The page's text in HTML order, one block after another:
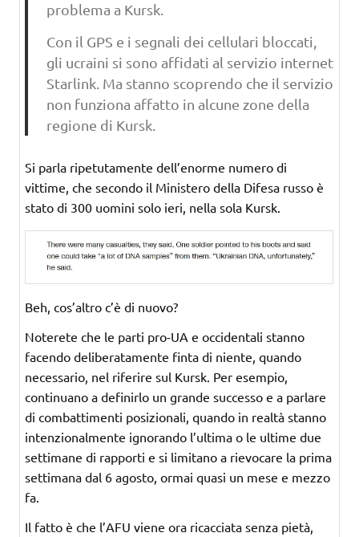
problema a Kursk.
Con il GPS e i segnali dei cellulari bloccati,
gli ucraini si sono affidati al servizio internet
Starlink. Ma stanno scoprendo che il servizio
non funziona affatto in alcune zone della
regione di Kursk.
Si parla ripetutamente dell’enorme numero di
vittime, che secondo il Ministero della Difesa russo è
stato di 300 uomini solo ieri, nella sola Kursk.
Beh, cos’altro c’è di nuovo?
Noterete che le parti pro-UA e occidentali stanno
facendo deliberatamente finta di niente, quando
necessario, nel riferire sul Kursk. Per esempio,
continuano a definirlo un grande successo e a parlare
di combattimenti posizionali, quando in realtà stanno
intenzionalmente ignorando l’ultima o le ultime due
settimane di rapporti e si limitano a rievocare la prima
settimana dal 6 agosto, ormai quasi un mese e mezzo
fa.
Il fatto è che l’AFU viene ora ricacciata senza pietà,